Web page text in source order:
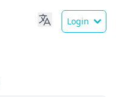
Login